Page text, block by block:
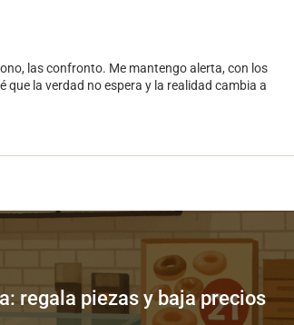
las confronto. Me mantengo alerta, con los
la verdad no espera y la realidad cambia a
regala piezas y baja precios